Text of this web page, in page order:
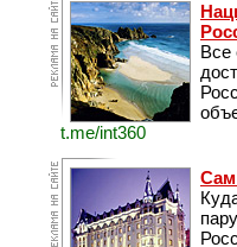
Все
t.me/int360